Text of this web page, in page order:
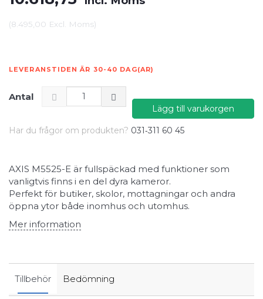
(8.495,00 Excl. Moms)
LEVERANSTIDEN ÄR 30-40 DAG(AR)
Antal
Lägg till varukorgen
Har du frågor om produkten? 031‑311 60 45
AXIS M5525-E är fullspäckad med funktioner som
vanligtvis finns i en del dyra kameror.
Perfekt för butiker, skolor, mottagningar och andra
öppna ytor både inomhus och utomhus.
Mer information
Tillbehör Bedömning